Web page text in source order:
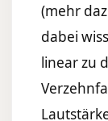
(mehr
dabei
linear zu